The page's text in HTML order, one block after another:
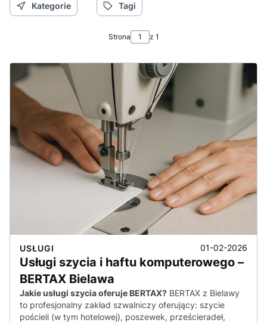
Kategorie Tagi
Strona z 1
USŁUGI 01-02-2026
Usługi szycia i haftu komputerowego –
BERTAX Bielawa
Jakie usługi szycia oferuje BERTAX? BERTAX z Bielawy
to profesjonalny zakład szwalniczy oferujący: szycie
pościeli (w tym hotelowej), poszewek, prześcieradeł,